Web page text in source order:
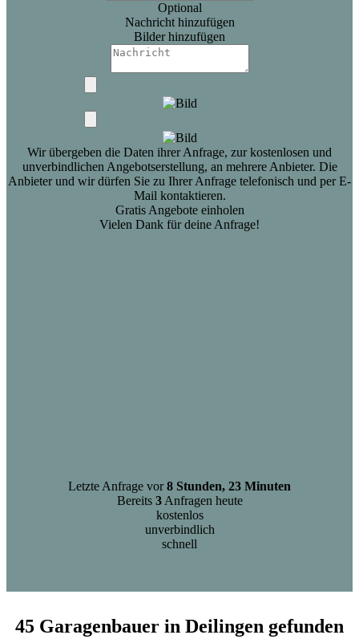
Optional
Nachricht hinzufügen
Bilder hinzufügen
Wir übergeben die Daten ihrer Anfrage, zur kostenlosen und
unverbindlichen Angebotserstellung, an mehrere Anbieter. Die
Anbieter und wir dürfen Sie zu Ihrer Anfrage telefonisch und per E-
Mail kontaktieren.
Gratis Angebote einholen
Vielen Dank für deine Anfrage!
Letzte Anfrage vor8 Stunden, 23 Minuten
Bereits 3Anfragen heute
kostenlos
unverbindlich
schnell
45 Garagenbauer in Deilingen gefunden